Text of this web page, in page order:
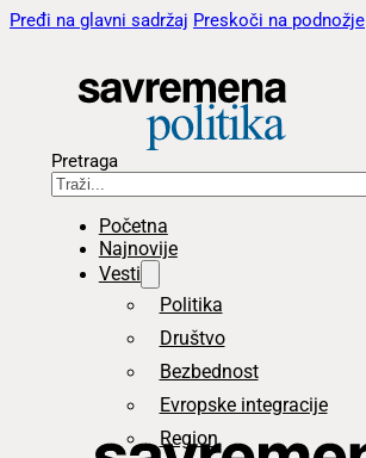
Pređi na glavni sadržaj Preskoči na podnožje
Pretraga
Početna
Najnovije
Vesti
Politika
Društvo
Bezbednost
Evropske integracije
Region